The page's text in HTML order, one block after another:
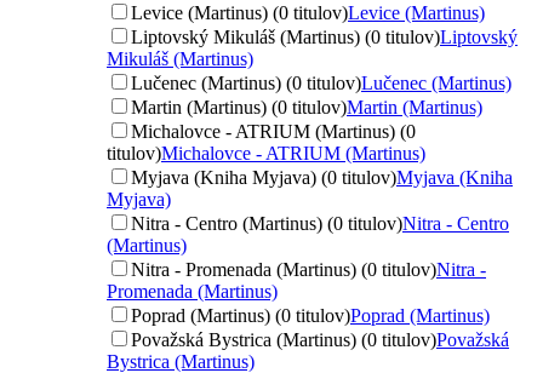
Levice (Martinus) (0 titulov)Levice (Martinus)
Liptovský Mikuláš (Martinus) (0 titulov)Liptovský
Mikuláš (Martinus)
Lučenec (Martinus) (0 titulov)Lučenec (Martinus)
Martin (Martinus) (0 titulov)Martin (Martinus)
Michalovce - ATRIUM (Martinus) (0
titulov)Michalovce - ATRIUM (Martinus)
Myjava (Kniha Myjava) (0 titulov)Myjava (Kniha
Myjava)
Nitra - Centro (Martinus) (0 titulov)Nitra - Centro
(Martinus)
Nitra - Promenada (Martinus) (0 titulov)Nitra -
Promenada (Martinus)
Poprad (Martinus) (0 titulov)Poprad (Martinus)
Považská Bystrica (Martinus) (0 titulov)Považská
Bystrica (Martinus)